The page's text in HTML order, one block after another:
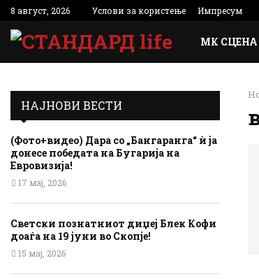
8 август, 2026 Услови за користење Импресум
МК СЦЕНА
НАЈНОВИ ВЕСТИ
(Фото+видео) Дара со „Бангаранга“ ѝ ја
донесе победата на Бугарија на
Евровизија!
17 мај, 2026
Светски познатниот диџеј Блек Кофи
доаѓа на 19 јуни во Скопје!
15 мај, 2026